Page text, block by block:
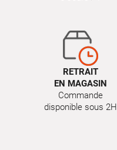
RETRAIT
EN MAGASIN
Commande
disponible sous 2H